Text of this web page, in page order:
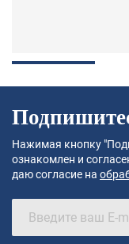
Нажимая кнопку
ознакомлен и
даю согласие на